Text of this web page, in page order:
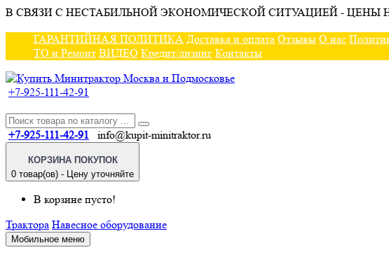
В СВЯЗИ С НЕСТАБИЛЬНОЙ ЭКОНОМИЧЕСКОЙ СИТУАЦИЕЙ - ЦЕНЫ
ГАРАНТИЙНАЯ ПОЛИТИКА Доставка и оплата Отзывы О нас
ТО и Ремонт ВИДЕО Кредит/лизинг Контакты
+7-925-111-42-91
+7-925-111-42-91 info@kupit-minitraktor.ru
КОРЗИНА ПОКУПОК
0 товар(ов) - Цену уточняйте
В корзине пусто!
Трактора Навесное оборудование
Мобильное меню